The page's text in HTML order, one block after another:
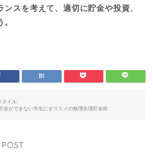
ンスを考えて、適切に貯金や投資、
タイル
金ができない学生にオススメの無理矢理貯金術
POST